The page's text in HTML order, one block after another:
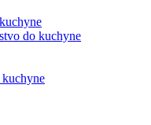
do kuchyne